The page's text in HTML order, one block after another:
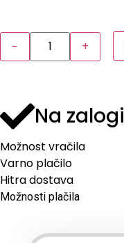
− +
Na zalogi
Možnost vračila
Varno plačilo
Hitra dostava
Možnosti plačila